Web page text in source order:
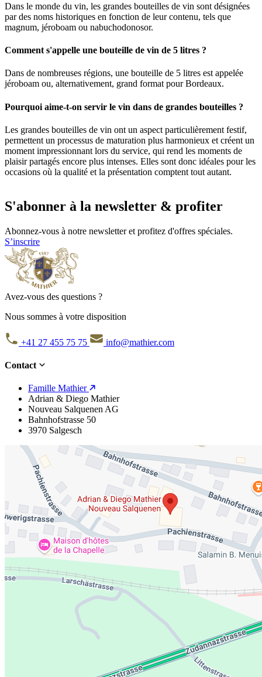
Dans le monde du vin, les grandes bouteilles de vin sont désignées
par des noms historiques en fonction de leur contenu, tels que
magnum, jéroboam ou nabuchodonosor.
Comment s'appelle une bouteille de vin de 5 litres ?
Dans de nombreuses régions, une bouteille de 5 litres est appelée
jéroboam ou, alternativement, grand format pour Bordeaux.
Pourquoi aime-t-on servir le vin dans de grandes bouteilles ?
Les grandes bouteilles de vin ont un aspect particulièrement festif,
permettent un processus de maturation plus harmonieux et créent un
moment impressionnant lors du service, qui rend les moments de
plaisir partagés encore plus intenses. Elles sont donc idéales pour les
occasions où la qualité et la présentation comptent tout autant.
S'abonner à la newsletter & profiter
Abonnez-vous à notre newsletter et profitez d'offres spéciales.
S’inscrire
Avez-vous des questions ?
Nous sommes à votre disposition
+41 27 455 75 75 info@mathier.com
Contact
Famille Mathier
Adrian & Diego Mathier
Nouveau Salquenen AG
Bahnhofstrasse 50
3970 Salgesch